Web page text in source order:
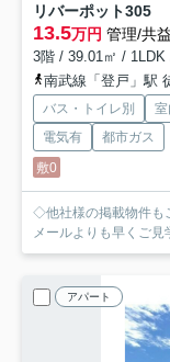
リバーポット305
13.5万円 管理/共
3階 / 39.01㎡ / 1LDK
南武線「登戸」駅
バス・トイレ別
電気有
都市ガス
敷0
◇他社様の掲載物件も
メールよりも早くご
アパート